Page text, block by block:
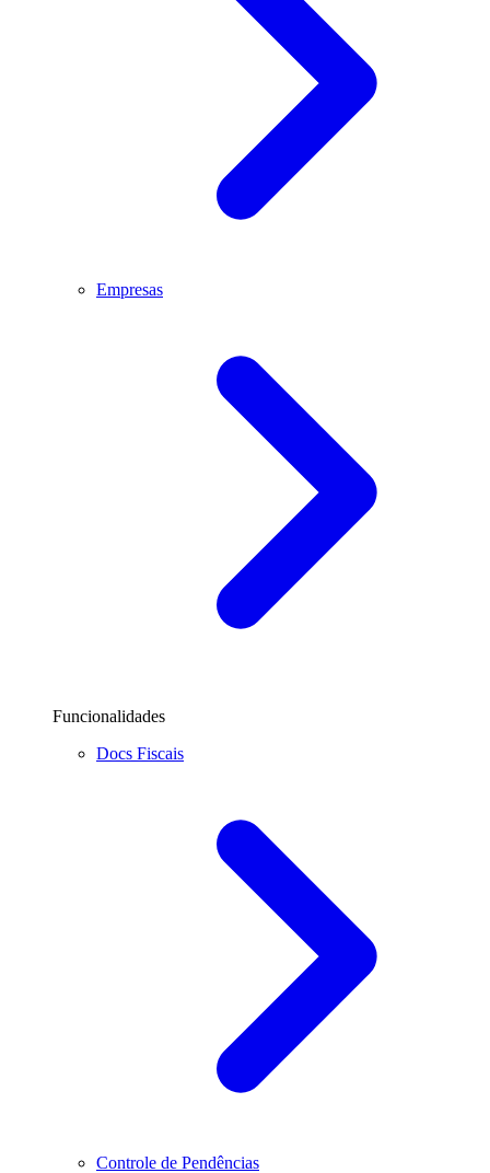
Empresas
Funcionalidades
Docs Fiscais
Controle de Pendências